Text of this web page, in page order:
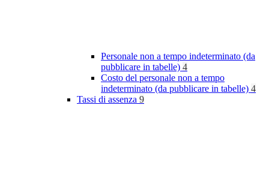
Personale non a tempo indeterminato (da
pubblicare in tabelle) 4
Costo del personale non a tempo
indeterminato (da pubblicare in tabelle) 4
Tassi di assenza 9